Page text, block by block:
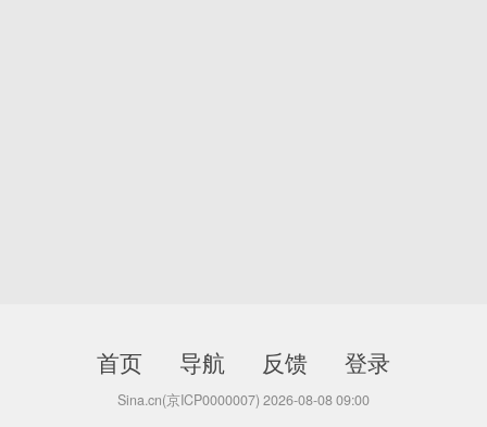
首页 导航 反馈 登录
Sina.cn(京ICP0000007) 2026-08-08 09:00